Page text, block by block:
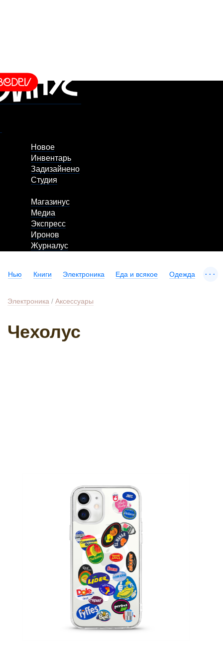
Новое
Инвентарь
Задизайнено
Студия
Магазинус
Медиа
Экспресс
Иронов
Журналус
Нью Книги Электроника Еда и всякое Одежда ...
Электроника / Аксессуары
Чехолус